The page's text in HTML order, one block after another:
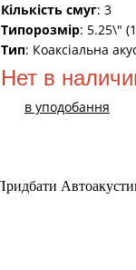
Кількість смуг: 3
Типорозмір: 5.25\"
Тип: Коаксіальна
Нет в
в уподобання